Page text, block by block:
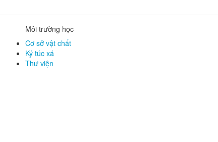
Môi trường học
Cơ sở vật chất
Ký túc xá
Thư viện